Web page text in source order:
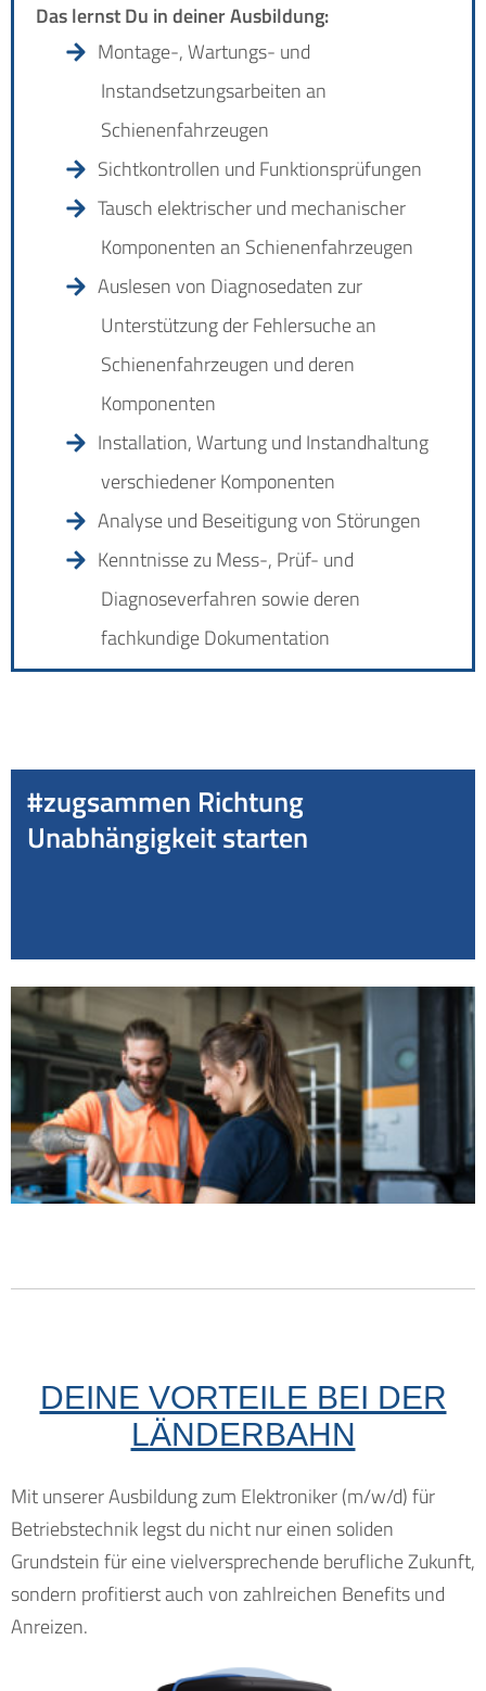
Das lernst Du in deiner Ausbildung:
Montage-, Wartungs- und
Instandsetzungsarbeiten an
Schienenfahrzeugen
Sichtkontrollen und Funktionsprüfungen
Tausch elektrischer und mechanischer
Komponenten an Schienenfahrzeugen
Auslesen von Diagnosedaten zur
Unterstützung der Fehlersuche an
Schienenfahrzeugen und deren
Komponenten
Installation, Wartung und Instandhaltung
verschiedener Komponenten
Analyse und Beseitigung von Störungen
Kenntnisse zu Mess-, Prüf- und
Diagnoseverfahren sowie deren
fachkundige Dokumentation
#zugsammen Richtung
Unabhängigkeit starten
DEINE VORTEILE BEI DER
LÄNDERBAHN
Mit unserer Ausbildung zum Elektroniker (m/w/d) für
Betriebstechnik legst du nicht nur einen soliden
Grundstein für eine vielversprechende berufliche Zukunft,
sondern profitierst auch von zahlreichen Benefits und
Anreizen.